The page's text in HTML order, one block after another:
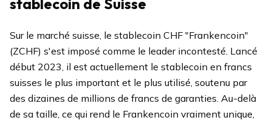
stablecoin de Suisse
Sur le marché suisse, le stablecoin CHF "Frankencoin"
(ZCHF) s'est imposé comme le leader incontesté. Lancé
début 2023, il est actuellement le stablecoin en francs
suisses le plus important et le plus utilisé, soutenu par
des dizaines de millions de francs de garanties. Au-delà
de sa taille, ce qui rend le Frankencoin vraiment unique,